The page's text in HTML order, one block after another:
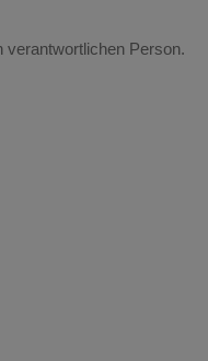
verantwortlichen Person.